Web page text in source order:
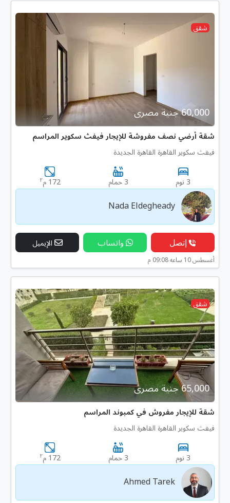
شقق
60,000 جنية مصرى
شقة أرضي نصف مفروشة للإيجار فيفث سكوير المراسم
فيفث سكوير القاهرة القاهرة الجديدة
3 نوم 3 حمام 172 م ٢
Nada Eldegheady
إتصل واتساب الإيميل
أغسطس 10 ساعه 09:08 م
شقق
65,000 جنية مصرى
شقة للإيجار مفروش في كمبوند المراسم
فيفث سكوير القاهرة القاهرة الجديدة
3 نوم 3 حمام 172 م ٢
Ahmed Tarek